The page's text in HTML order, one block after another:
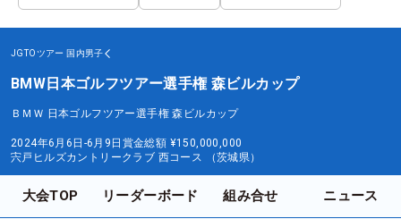
JGTOツアー 国内男子
BMW日本ゴルフツアー選手権 森ビルカップ
ＢＭＷ 日本ゴルフツアー選手権 森ビルカップ
2024年6月6日-6月9日 賞金総額 ¥150,000,000
宍戸ヒルズカントリークラブ 西コース （茨城県）
大会TOP リーダーボード 組み合せ ニュース